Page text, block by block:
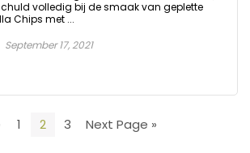
volledig bij de smaak van geplette
Chips met ...
September 17, 2021
1 2 3 Next Page »